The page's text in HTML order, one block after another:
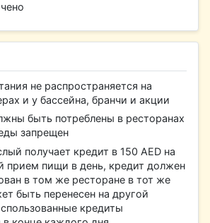
не распространяется на
и у бассейна, бранчи и акции
быть потреблены в ресторанах
запрещен
получает кредит в 150 AED на
прием пищи в день, кредит должен
в том же ресторане в тот же
быть перенесен на другой
кредиты